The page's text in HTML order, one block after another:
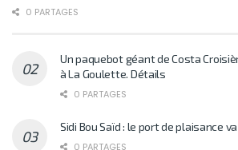
0 PARTAGES
Un paquebot géant de Costa
à La Goulette. Détails
0 PARTAGES
Sidi Bou Saïd : le port de plaisance
0 PARTAGES